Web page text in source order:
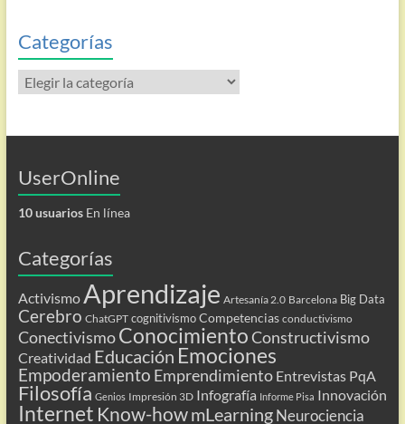
Categorías
Categorías
UserOnline
10 usuariosEn línea
Categorías
Activismo Aprendizaje Artesanía 2.0 Barcelona Big Data
Cerebro ChatGPT cognitivismo Competencias conductivismo
ConectivismoConocimientoConstructivismo
Creatividad Educación Emociones
Empoderamiento Emprendimiento Entrevistas PqA
Filosofía Genios Impresión 3D Infografía Informe Pisa Innovación
Internet Know-howmLearning Neurociencia